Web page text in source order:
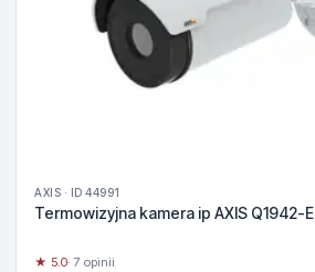
AXIS · ID 44991
Termowizyjna kamera ip AXIS Q1942-E
★ 5.0· 7 opinii